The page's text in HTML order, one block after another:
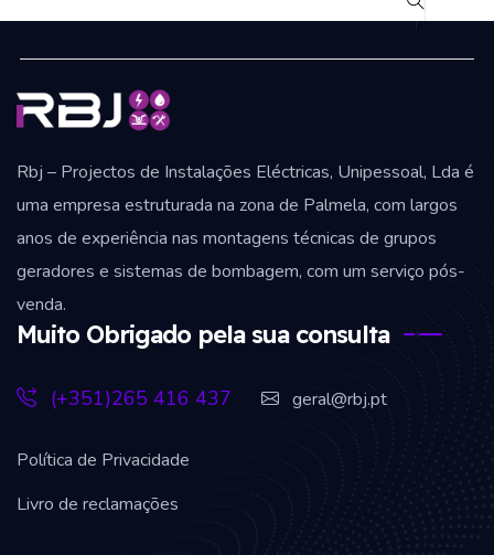
Rbj – Projectos de Instalações Eléctricas, Unipessoal, Lda é
uma empresa estruturada na zona de Palmela, com largos
anos de experiência nas montagens técnicas de grupos
geradores e sistemas de bombagem, com um serviço pós-
venda.
Muito Obrigado pela sua consulta
(+351)265 416 437 geral@rbj.pt
Política de Privacidade
Livro de reclamações